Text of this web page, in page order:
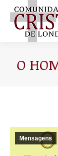
O
Mensagens